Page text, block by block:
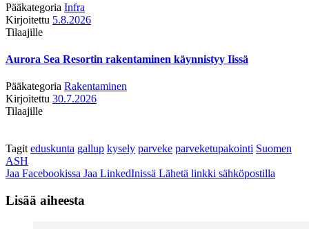
Pääkategoria Infra
Kirjoitettu 5.8.2026
Tilaajille
Aurora Sea Resortin rakentaminen käynnistyy Iissä
Pääkategoria Rakentaminen
Kirjoitettu 30.7.2026
Tilaajille
Tagit eduskunta gallup kysely parveke parveketupakointi Suomen
ASH
Jaa Facebookissa Jaa LinkedInissä Lähetä linkki sähköpostilla
Lisää aiheesta